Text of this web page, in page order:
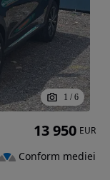
1 / 6
13 950 EUR
Conform mediei